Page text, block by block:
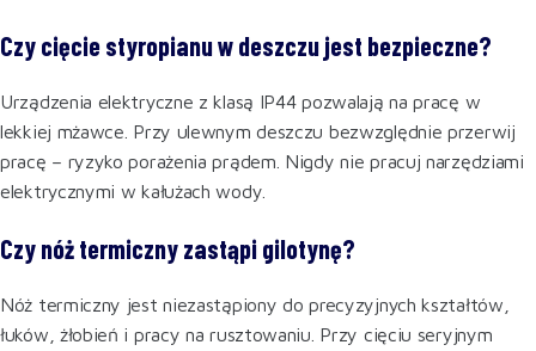
Czy cięcie styropianu w deszczu jest bezpieczne?
Urządzenia elektryczne z klasą IP44 pozwalają na pracę w
lekkiej mżawce. Przy ulewnym deszczu bezwzględnie przerwij
pracę – ryzyko porażenia prądem. Nigdy nie pracuj narzędziami
elektrycznymi w kałużach wody.
Czy nóż termiczny zastąpi gilotynę?
Nóż termiczny jest niezastąpiony do precyzyjnych kształtów,
łuków, żłobień i pracy na rusztowaniu. Przy cięciu seryjnym